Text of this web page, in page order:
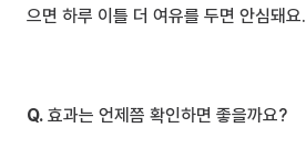
으면 하루 이틀 더 여유를 두면 안심돼요.
Q. 효과는 언제쯤 확인하면 좋을까요?